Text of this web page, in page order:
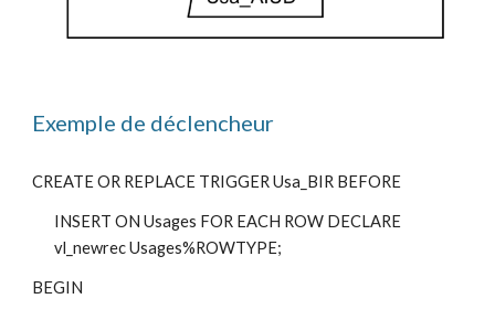
Exemple de déclencheur
CREATE OR REPLACE TRIGGER Usa_BIR BEFORE
INSERT ON Usages FOR EACH ROW DECLARE
vl_newrec Usages%ROWTYPE;
BEGIN